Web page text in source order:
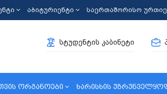
აბიტურიენტი საერთაშორისო
სტუდენტის კაბინეტი
ორგანოები ხარისხის